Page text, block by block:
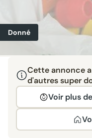
Donné
Cette annonce
d'autres super
Voir plus